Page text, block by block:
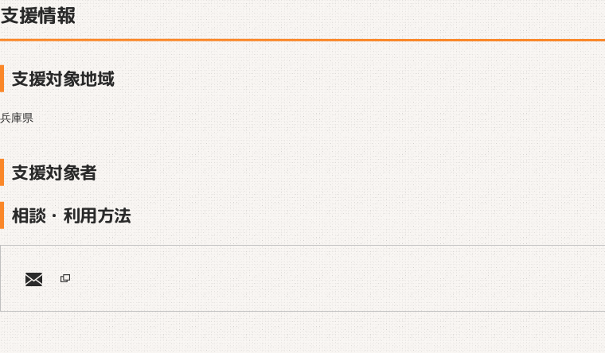
支援情報
支援対象地域
兵庫県
支援対象者
相談・利用方法